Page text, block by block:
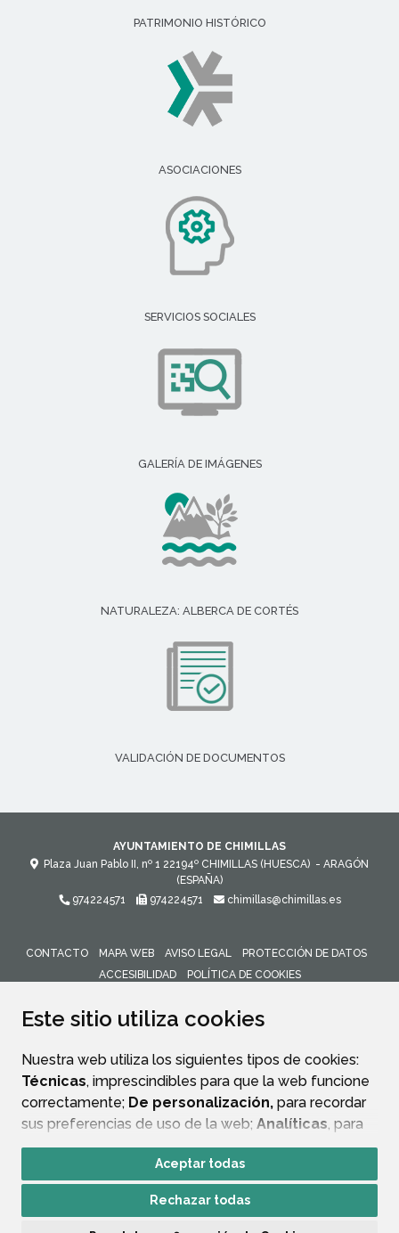
Este sitio utiliza cookies
Nuestra web utiliza los siguientes tipos de cookies:
Técnicas, imprescindibles para que la web funcione
correctamente; De personalización, para recordar
sus preferencias de uso de la web; Analíticas, para
mejorar el funcionamiento de la web y sus servicios.
Si acepta pulsando el botón“Aceptar todas”
consideramos que acepta su uso. Si pulsa el botón
Aceptar todas
Rechazar todas
PATRIMONIO HISTÓRICO
ASOCIACIONES
SERVICIOS SOCIALES
GALERÍA DE IMÁGENES
NATURALEZA: ALBERCA DE CORTÉS
VALIDACIÓN DE DOCUMENTOS
AYUNTAMIENTO DE CHIMILLAS
Plaza Juan Pablo II, nº 1 22194º CHIMILLAS (HUESCA) - ARAGÓN
(ESPAÑA)
974224571
974224571 chimillas@chimillas.es
CONTACTO MAPA WEB AVISO LEGAL
PROTECCIÓN DE DATOS
ACCESIBILIDAD
POLÍTICA DE COOKIES